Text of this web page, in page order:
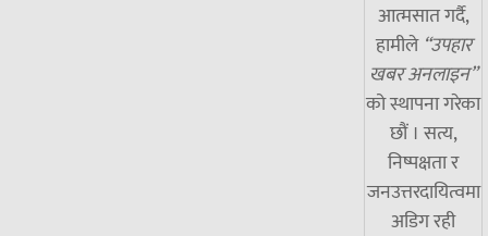
आत्मसात गर्दै,
हामीले “उपहार
खबर अनलाइन”
को स्थापना गरेका
छौं । सत्य,
निष्पक्षता र
जनउत्तरदायित्वमा
अडिग रही